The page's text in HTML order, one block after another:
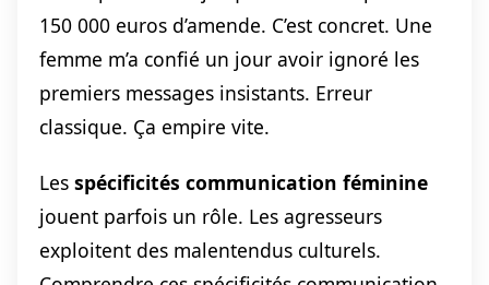
150 000 euros d’amende. C’est concret. Une
femme m’a confié un jour avoir ignoré les
premiers messages insistants. Erreur
classique. Ça empire vite.
Les spécificités communication féminine
jouent parfois un rôle. Les agresseurs
exploitent des malentendus culturels.